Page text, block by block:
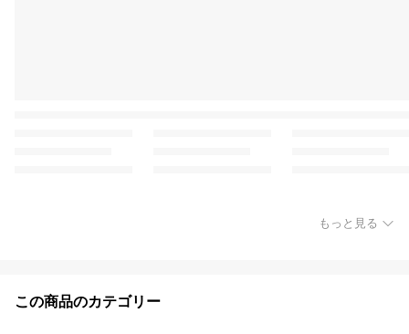
もっと見る
この商品のカテゴリー